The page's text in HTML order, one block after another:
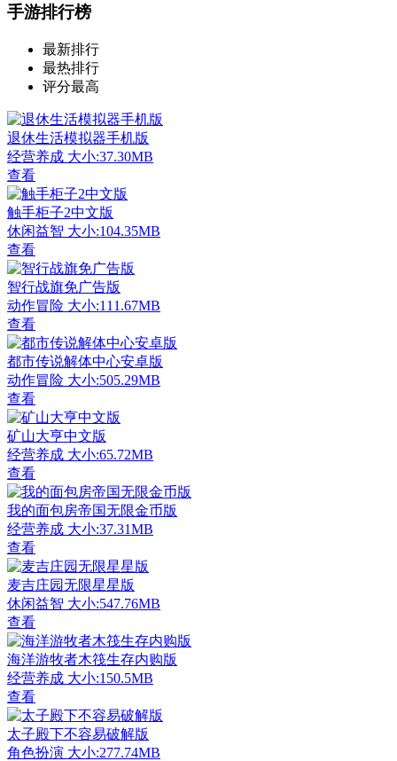
手游排行榜
最新排行
最热排行
评分最高
退休生活模拟器手机版
经营养成 大小:37.30MB
查看
触手柜子2中文版
休闲益智 大小:104.35MB
查看
智行战旗免广告版
动作冒险 大小:111.67MB
查看
都市传说解体中心安卓版
动作冒险 大小:505.29MB
查看
矿山大亨中文版
经营养成 大小:65.72MB
查看
我的面包房帝国无限金币版
经营养成 大小:37.31MB
查看
麦吉庄园无限星星版
休闲益智 大小:547.76MB
查看
海洋游牧者木筏生存内购版
经营养成 大小:150.5MB
查看
太子殿下不容易破解版
角色扮演 大小:277.74MB